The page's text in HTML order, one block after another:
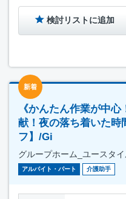
検討リストに追加
新着
《かんたん作業が中
献！夜の落ち着いた時
フ】/Gi
グループホーム_ユースタ
アルバイト・パート 介護助手